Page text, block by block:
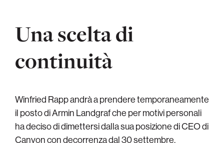
Una scelta di
continuità
Winfried Rapp andrà a prendere temporaneamente
il posto di Armin Landgraf che per motivi personali
ha deciso di dimettersi dalla sua posizione di CEO di
Canyon con decorrenza dal 30 settembre.